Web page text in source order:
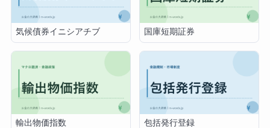
気候債券イニシアチブ 国庫短期証券
輸出物価指数 包括発行登録